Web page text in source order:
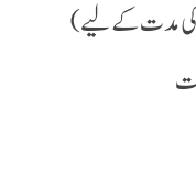
کی مدت کے لیے)